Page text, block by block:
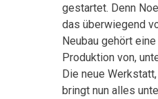
gestartet. Denn
das überwiegend
Neubau gehört
Produktion von,
Die neue
bringt nun alles